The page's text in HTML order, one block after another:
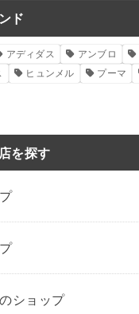
ド
アディダス アンブロ
ヒュンメル プーマ
を探す
ショップ